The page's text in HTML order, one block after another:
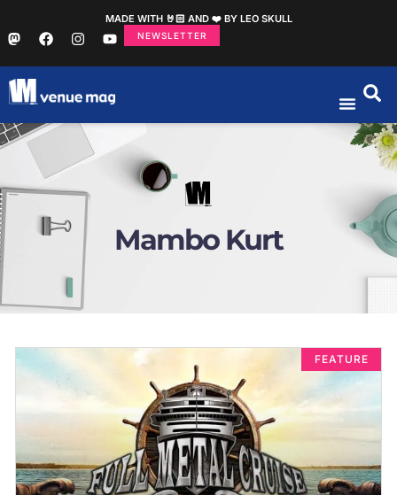
MADE WITH 🤘🏻 AND ❤️ BY LEO SKULL
NEWSLETTER
Mambo Kurt
FEATURE